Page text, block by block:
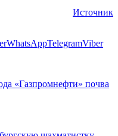
Источник
WhatsAppTelegramViber
«Газпромнефти» почва